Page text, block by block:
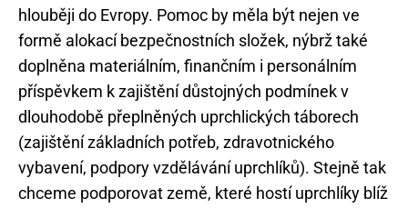
hlouběji do Evropy. Pomoc by měla být nejen ve
formě alokací bezpečnostních složek, nýbrž také
doplněna materiálním, finančním i personálním
příspěvkem k zajištění důstojných podmínek v
dlouhodobě přeplněných uprchlických táborech
(zajištění základních potřeb, zdravotnického
vybavení, podpory vzdělávání uprchlíků). Stejně tak
chceme podporovat země, které hostí uprchlíky blíž